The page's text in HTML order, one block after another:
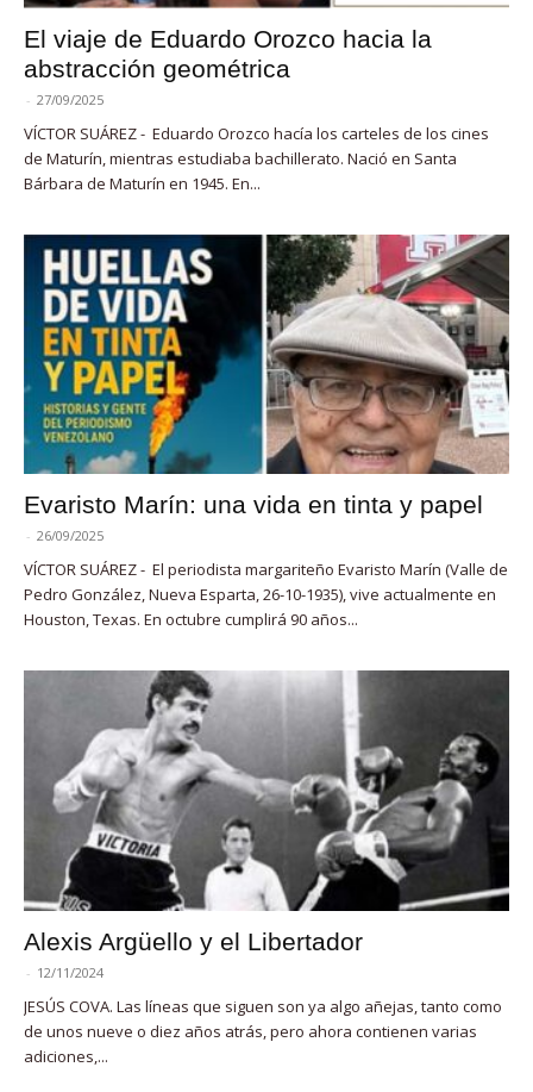
El viaje de Eduardo Orozco hacia la
abstracción geométrica
- 27/09/2025
VÍCTOR SUÁREZ - Eduardo Orozco hacía los carteles de los cines
de Maturín, mientras estudiaba bachillerato. Nació en Santa
Bárbara de Maturín en 1945. En...
Evaristo Marín: una vida en tinta y papel
- 26/09/2025
VÍCTOR SUÁREZ - El periodista margariteño Evaristo Marín (Valle de
Pedro González, Nueva Esparta, 26-10-1935), vive actualmente en
Houston, Texas. En octubre cumplirá 90 años...
Alexis Argüello y el Libertador
- 12/11/2024
JESÚS COVA. Las líneas que siguen son ya algo añejas, tanto como
de unos nueve o diez años atrás, pero ahora contienen varias
adiciones,...